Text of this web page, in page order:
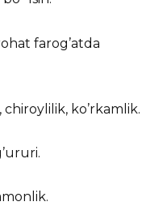
farog’atda
ko’rkamlik.